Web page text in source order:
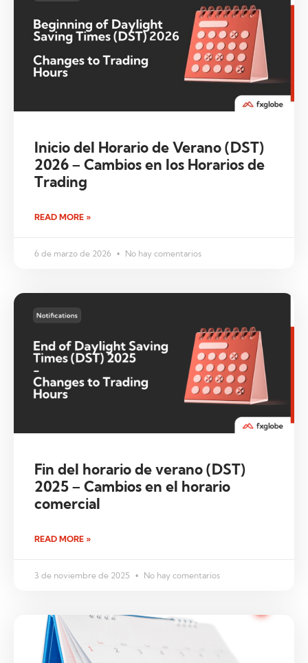
Inicio del Horario de Verano (DST)
2026 – Cambios en los Horarios de
Trading
READ MORE »
6 de marzo de 2026 No hay comentarios
Fin del horario de verano (DST)
2025 – Cambios en el horario
comercial
READ MORE »
3 de noviembre de 2025 No hay comentarios